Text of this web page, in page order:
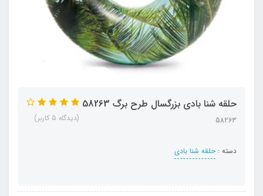
حلقه شنا بادی بزرگسال طرح برگ 58263
58263
دسته : حلقه شنا بادی
(دیدگاه 5 کاربر)